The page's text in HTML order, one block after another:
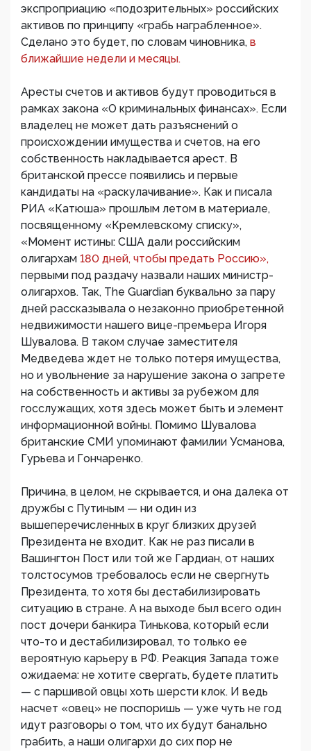
экспроприацию «подозрительных» российских
активов по принципу «грабь награбленное».
Сделано это будет, по словам чиновника, в
ближайшие недели и месяцы.
Аресты счетов и активов будут проводиться в
рамках закона «О криминальных финансах». Если
владелец не может дать разъяснений о
происхождении имущества и счетов, на его
собственность накладывается арест. В
британской прессе появились и первые
кандидаты на «раскулачивание». Как и писала
РИА «Катюша» прошлым летом в материале,
посвященному «Кремлевскому списку»,
«Момент истины: США дали российским
олигархам 180 дней, чтобы предать Россию»,
первыми под раздачу назвали наших министр-
олигархов. Так, The Guardian буквально за пару
дней рассказывала о незаконно приобретенной
недвижимости нашего вице-премьера Игоря
Шувалова. В таком случае заместителя
Медведева ждет не только потеря имущества,
но и увольнение за нарушение закона о запрете
на собственность и активы за рубежом для
госслужащих, хотя здесь может быть и элемент
информационной войны. Помимо Шувалова
британские СМИ упоминают фамилии Усманова,
Гурьева и Гончаренко.
Причина, в целом, не скрывается, и она далека от
дружбы с Путиным — ни один из
вышеперечисленных в круг близких друзей
Президента не входит. Как не раз писали в
Вашингтон Пост или той же Гардиан, от наших
толстосумов требовалось если не свергнуть
Президента, то хотя бы дестабилизировать
ситуацию в стране. А на выходе был всего один
пост дочери банкира Тинькова, который если
что-то и дестабилизировал, то только ее
вероятную карьеру в РФ. Реакция Запада тоже
ожидаема: не хотите свергать, будете платить
— с паршивой овцы хоть шерсти клок. И ведь
насчет «овец» не поспоришь — уже чуть не год
идут разговоры о том, что их будут банально
грабить, а наши олигархи до сих пор не